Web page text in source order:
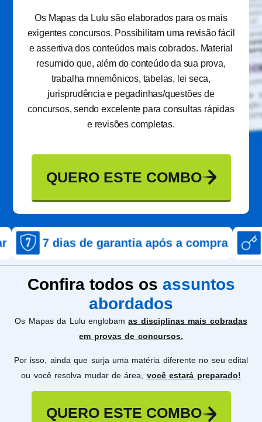
Os Mapas da Lulu são elaborados para os mais
exigentes concursos. Possibilitam uma revisão fácil
e assertiva dos conteúdos mais cobrados. Material
resumido que, além do conteúdo da sua prova,
trabalha mnemônicos, tabelas, lei seca,
jurisprudência e pegadinhas/questões de
concursos, sendo excelente para consultas rápidas
e revisões completas.
QUERO ESTE COMBO
de garantia após a compra Acesso
Confira todos os assuntos
abordados
Os Mapas da Lulu englobamas disciplinas mais cobradas
em provas de concursos.
Por isso, ainda que surja uma matéria diferente no seu edital
ou você resolva mudar de área, você estará preparado!
QUERO ESTE COMBO